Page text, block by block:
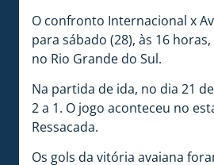
O confronto Internacional x
para sábado (28), às 16
no Rio Grande do Sul.
Na partida de ida, no dia 21
2 a 1. O jogo aconteceu no
Ressacada.
Os gols da vitória avaiana